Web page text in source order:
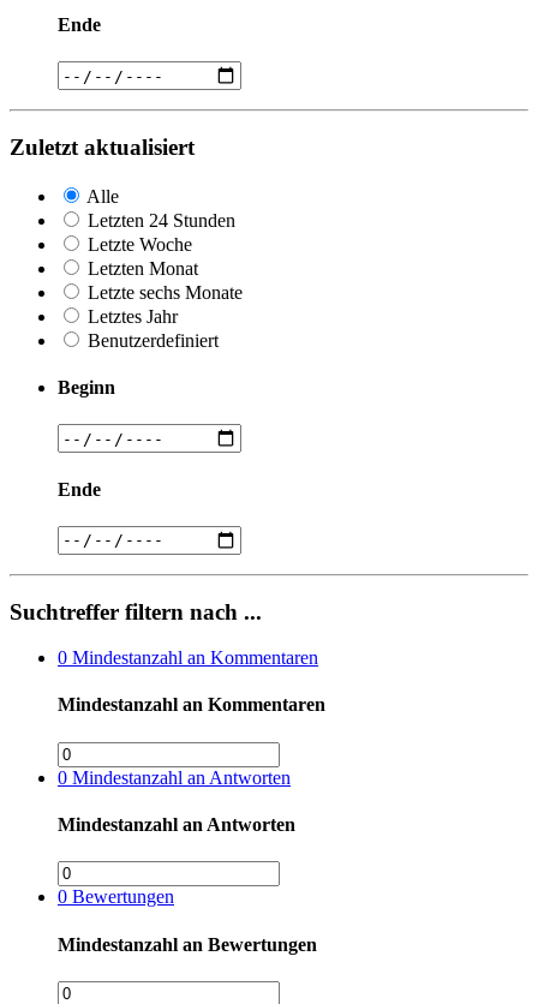
Ende
Zuletzt aktualisiert
Alle
Letzten 24 Stunden
Letzte Woche
Letzten Monat
Letzte sechs Monate
Letztes Jahr
Benutzerdefiniert
Beginn
Ende
Suchtreffer filtern nach ...
0 Mindestanzahl an Kommentaren
Mindestanzahl an Kommentaren
0 Mindestanzahl an Antworten
Mindestanzahl an Antworten
0 Bewertungen
Mindestanzahl an Bewertungen